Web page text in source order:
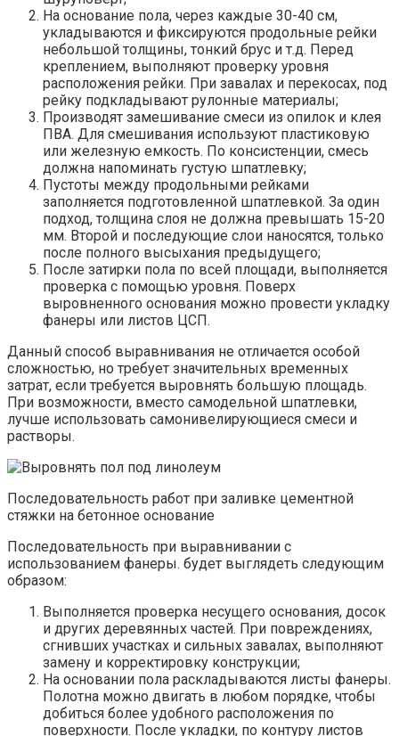
На основание пола, через каждые 30-40 см,
укладываются и фиксируются продольные рейки
небольшой толщины, тонкий брус и т.д. Перед
креплением, выполняют проверку уровня
расположения рейки. При завалах и перекосах, под
рейку подкладывают рулонные материалы;
Производят замешивание смеси из опилок и клея
ПВА. Для смешивания используют пластиковую
или железную емкость. По консистенции, смесь
должна напоминать густую шпатлевку;
Пустоты между продольными рейками
заполняется подготовленной шпатлевкой. За один
подход, толщина слоя не должна превышать 15-20
мм. Второй и последующие слои наносятся, только
после полного высыхания предыдущего;
После затирки пола по всей площади, выполняется
проверка с помощью уровня. Поверх
выровненного основания можно провести укладку
фанеры или листов ЦСП.
Данный способ выравнивания не отличается особой
сложностью, но требует значительных временных
затрат, если требуется выровнять большую площадь.
При возможности, вместо самодельной шпатлевки,
лучше использовать самонивелирующиеся смеси и
растворы.
Последовательность работ при заливке цементной
стяжки на бетонное основание
Последовательность при выравнивании с
использованием фанеры. будет выглядеть следующим
образом:
Выполняется проверка несущего основания, досок
и других деревянных частей. При повреждениях,
сгнивших участках и сильных завалах, выполняют
замену и корректировку конструкции;
На основании пола раскладываются листы фанеры.
Полотна можно двигать в любом порядке, чтобы
добиться более удобного расположения по
поверхности. После укладки, по контуру листов